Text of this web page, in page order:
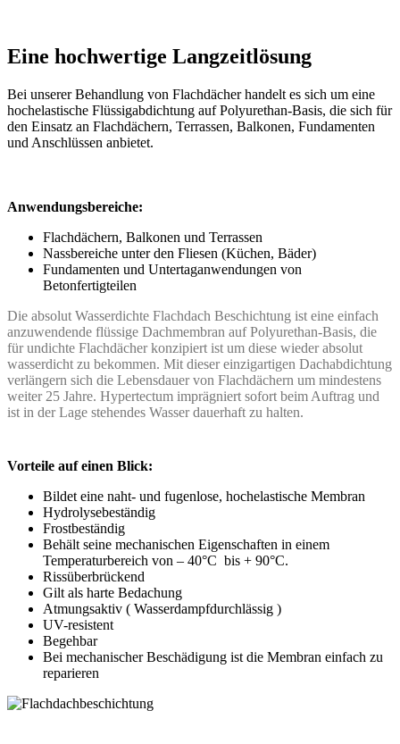
Eine hochwertige Langzeitlösung
Bei unserer Behandlung von Flachdächer handelt es sich um eine
hochelastische Flüssigabdichtung auf Polyurethan-Basis, die sich für
den Einsatz an Flachdächern, Terrassen, Balkonen, Fundamenten
und Anschlüssen anbietet.
Anwendungsbereiche:
Flachdächern, Balkonen und Terrassen
Nassbereiche unter den Fliesen (Küchen, Bäder)
Fundamenten und Untertaganwendungen von
Betonfertigteilen
Die absolut Wasserdichte Flachdach Beschichtung ist eine einfach
anzuwendende flüssige Dachmembran auf Polyurethan-Basis, die
für undichte Flachdächer konzipiert ist um diese wieder absolut
wasserdicht zu bekommen. Mit dieser einzigartigen Dachabdichtung
verlängern sich die Lebensdauer von Flachdächern um mindestens
weiter 25 Jahre. Hypertectum imprägniert sofort beim Auftrag und
ist in der Lage stehendes Wasser dauerhaft zu halten.
Vorteile auf einen Blick:
Bildet eine naht- und fugenlose, hochelastische Membran
Hydrolysebeständig
Frostbeständig
Behält seine mechanischen Eigenschaften in einem
Temperaturbereich von – 40°C bis + 90°C.
Rissüberbrückend
Gilt als harte Bedachung
Atmungsaktiv ( Wasserdampfdurchlässig )
UV-resistent
Begehbar
Bei mechanischer Beschädigung ist die Membran einfach zu
reparieren